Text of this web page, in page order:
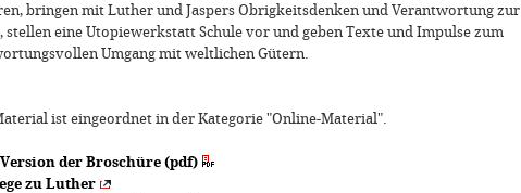
bringen mit Luther und Jaspers Obrigkeitsdenken und Verantwortung zur
stellen eine Utopiewerkstatt Schule vor und geben Texte und Impulse zum
Umgang mit weltlichen Gütern.
ist eingeordnet in der Kategorie "Online-Material".
der Broschüre (pdf)
zu Luther